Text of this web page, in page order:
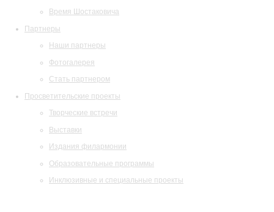
Время Шостаковича
Партнеры
Наши партнеры
Фотогалерея
Стать партнером
Просветительские проекты
Творческие встречи
Выставки
Издания филармонии
Образовательные программы
Инклюзивные и специальные проекты